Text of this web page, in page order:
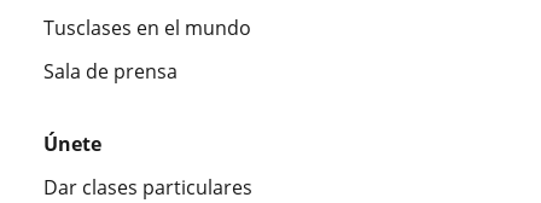
Tusclases en el mundo
Sala de prensa
Únete
Dar clases particulares